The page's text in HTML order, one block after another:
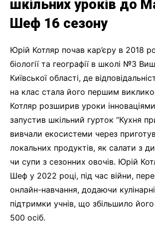
шкільних уроків до
Шеф 16 сезону
Юрій Котляр почав кар’єру в 2018
біології та географії в школі №3
Київської області, де
на клас стала його першим
Котляр розширив уроки
запустив шкільний гурток “Кухня
вивчали екосистеми через
локальних продуктів, як салати з
чи супи з сезонних овочів. Юрій
Шеф у 2022 році, під час війни,
онлайн-навчання, додаючи
підтримки учнів, що збільшило
500 осіб.